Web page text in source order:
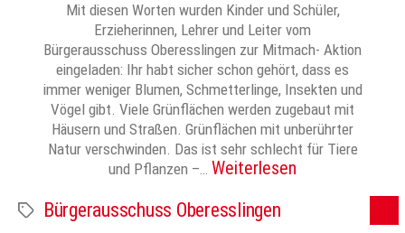
Mit diesen Worten wurden Kinder und Schüler,
Erzieherinnen, Lehrer und Leiter vom
Bürgerausschuss Oberesslingen zur Mitmach- Aktion
eingeladen: Ihr habt sicher schon gehört, dass es
immer weniger Blumen, Schmetterlinge, Insekten und
Vögel gibt. Viele Grünflächen werden zugebaut mit
Häusern und Straßen. Grünflächen mit unberührter
Natur verschwinden. Das ist sehr schlecht für Tiere
und Pflanzen –… Weiterlesen
Schlagwörter
Bürgerausschuss Oberesslingen